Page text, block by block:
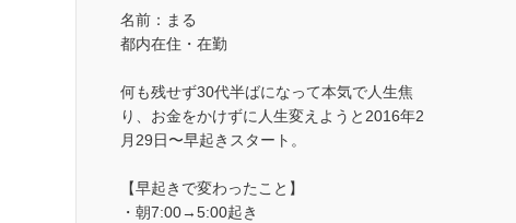
名前：まる
都内在住・在勤
何も残せず30代半ばになって本気で人生焦
り、お金をかけずに人生変えようと2016年2
月29日〜早起きスタート。
【早起きで変わったこと】
・朝7:00→5:00起き